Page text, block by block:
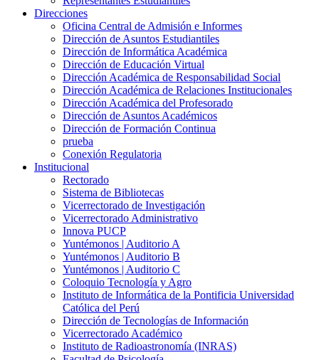
Direcciones
Oficina Central de Admisión e Informes
Dirección de Asuntos Estudiantiles
Dirección de Informática Académica
Dirección de Educación Virtual
Dirección Académica de Responsabilidad Social
Dirección Académica de Relaciones Institucionales
Dirección Académica del Profesorado
Dirección de Asuntos Académicos
Dirección de Formación Continua
prueba
Conexión Regulatoria
Institucional
Rectorado
Sistema de Bibliotecas
Vicerrectorado de Investigación
Vicerrectorado Administrativo
Innova PUCP
Yuntémonos | Auditorio A
Yuntémonos | Auditorio B
Yuntémonos | Auditorio C
Coloquio Tecnología y Agro
Instituto de Informática de la Pontificia Universidad
Católica del Perú
Dirección de Tecnologías de Información
Vicerrectorado Académico
Instituto de Radioastronomía (INRAS)